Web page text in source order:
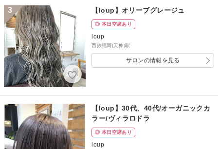
3 【loup】オリーブグレージュ
◎ 本日空席あり
loup
西鉄福岡(天神)駅
サロンの情報を見る
【loup】30代、40代/オーガニックカ
ラー/ヴィラロドラ
◎ 本日空席あり
loup